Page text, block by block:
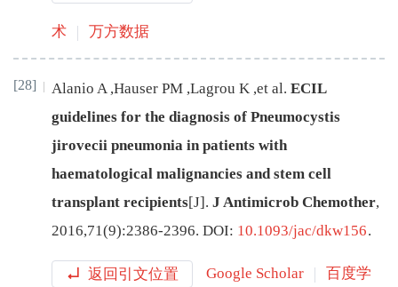
术 万方数据
[28] Alanio A ,Hauser PM ,Lagrou K ,et al. ECIL
guidelines for the diagnosis of Pneumocystis
jirovecii pneumonia in patients with
haematological malignancies and stem cell
transplant recipients[J] . J Antimicrob Chemother,
2016,71(9):2386-2396. DOI: 10.1093/jac/dkw156.
返回引文位置 Google Scholar 百度学